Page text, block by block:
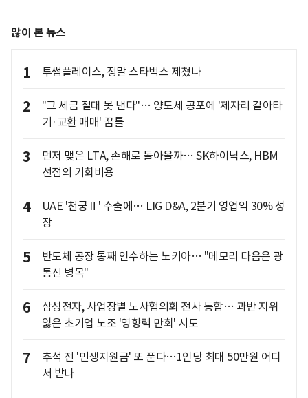
많이 본 뉴스
1 투썸플레이스, 정말 스타벅스 제쳤나
2
"그 세금 절대 못 낸다"… 양도세 공포에 '제자리 갈아타
기·교환 매매' 꿈틀
3
먼저 맺은 LTA, 손해로 돌아올까… SK하이닉스, HBM
선점의 기회비용
4
UAE '천궁Ⅱ' 수출에… LIG D&A, 2분기 영업익 30% 성
장
5
반도체 공장 통째 인수하는 노키아… "메모리 다음은 광
통신 병목"
6
삼성전자, 사업장별 노사협의회 전사 통합… 과반 지위
잃은 초기업 노조 '영향력 만회' 시도
7
추석 전 '민생지원금' 또 푼다…1인당 최대 50만원 어디
서 받나